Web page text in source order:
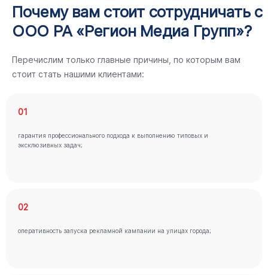
Почему вам стоит сотрудничать с
ООО РА «Регион Медиа Групп»?
Перечислим только главные причины, по которым вам
стоит стать нашими клиентами:
01
гарантия профессионального подхода к выполнению типовых и
эксклюзивных задач;
02
оперативность запуска рекламной кампании на улицах города;